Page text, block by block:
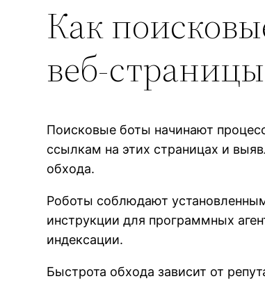
Как
веб‑страницы
Поисковые боты начинают
ссылкам на этих страницах и
обхода.
Роботы соблюдают
инструкции для программных
индексации.
Быстрота обхода зависит от